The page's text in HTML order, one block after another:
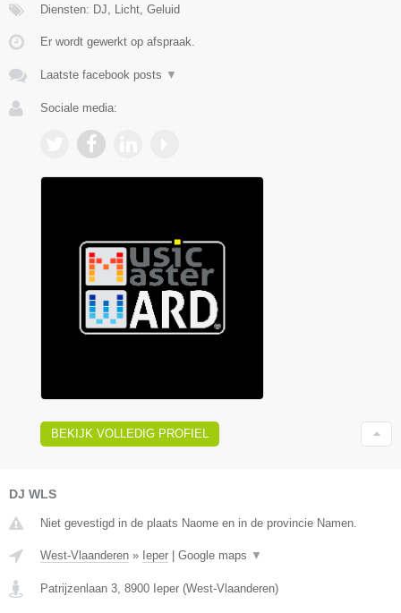
Diensten: DJ, Licht, Geluid
Er wordt gewerkt op afspraak.
Laatste facebook posts ▼
Sociale media:
BEKIJK VOLLEDIG PROFIEL
DJ WLS
Niet gevestigd in de plaats Naome en in de provincie Namen.
West-Vlaanderen » Ieper Google maps ▼
Patrijzenlaan 3, 8900 Ieper (West-Vlaanderen)